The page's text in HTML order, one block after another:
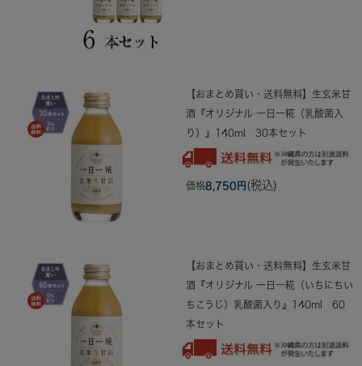
【おまとめ買い・送料無料】生玄米甘
酒『オリジナル 一日一糀（乳酸菌入
り）』140ml 30本セット
価格8,750円 (税込)
【おまとめ買い・送料無料】生玄米甘
酒『オリジナル 一日一糀（いちにちい
ちこうじ）乳酸菌入り』140ml 60
本セット